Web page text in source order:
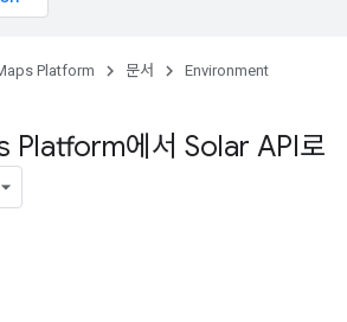
Platform 문서
Environment
Platform에서 Solar API로